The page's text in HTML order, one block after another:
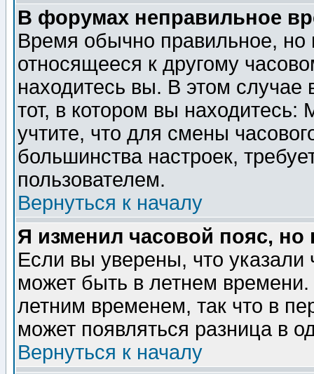
В форумах неправильное
Время обычно правильное,
относящееся к другому
находитесь вы. В этом
тот, в котором вы
учтите, что для смены
большинства настроек,
пользователем.
Вернуться к началу
Я изменил часовой пояс,
Если вы уверены, что указали
может быть в летнем
летним временем, так что в
может появляться разница в
Вернуться к началу